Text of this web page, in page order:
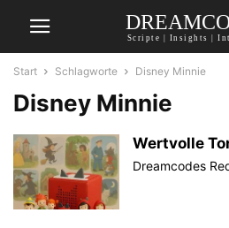
Scripte | Insights |
Start Schlagworte Disney Minnie
Disney Minnie
Wertvolle
Dreamcodes